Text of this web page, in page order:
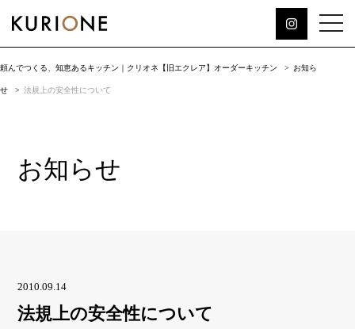
頼んでつくる、知恵あるキッチン｜クリオネ【旧エクレア】オーダーキッチン お知ら
せ 法規上の安全性について
お知らせ
2010.09.14
法規上の安全性について